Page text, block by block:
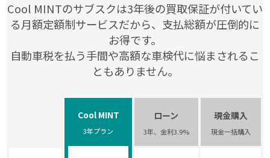
Cool MINTのサブスクは3年後の買取保証が付いてい
る月額定額制サービスだから、支払総額が圧倒的に
お得です。
自動車税を払う手間や高額な車検代に悩まされるこ
ともありません。
Cool MINT
3年プラン
ローン
3年、金利3.9%
現金購入
現金一括購入